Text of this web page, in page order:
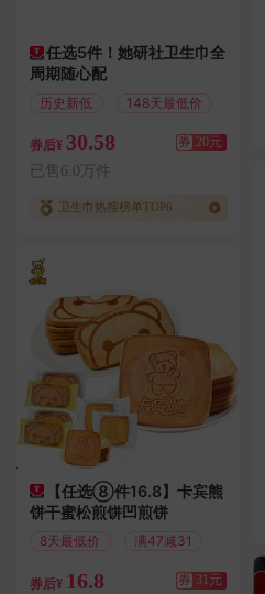
任选5件！她研社卫生巾全
周期随心配
历史新低 148天最低价
券后¥ 30.58 券 20元
已售6.0万件
卫生巾热搜榜单TOP6
【任选⑧件16.8】卡宾熊
饼干蜜松煎饼凹煎饼
8天最低价 满47减31
券后¥ 16.8 券 31元